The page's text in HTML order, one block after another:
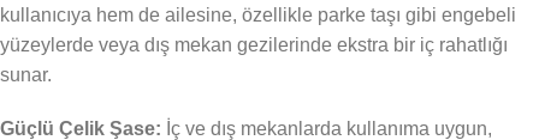
kullanıcıya hem de ailesine, özellikle parke taşı gibi engebeli
yüzeylerde veya dış mekan gezilerinde ekstra bir iç rahatlığı
sunar.
Güçlü Çelik Şase: İç ve dış mekanlarda kullanıma uygun,